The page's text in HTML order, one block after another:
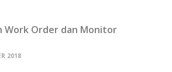
Work Order dan Monitor
2018